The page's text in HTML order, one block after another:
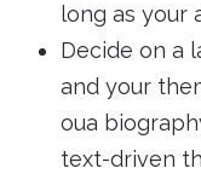
long as your
Decide on a
and your
oua
text-driven